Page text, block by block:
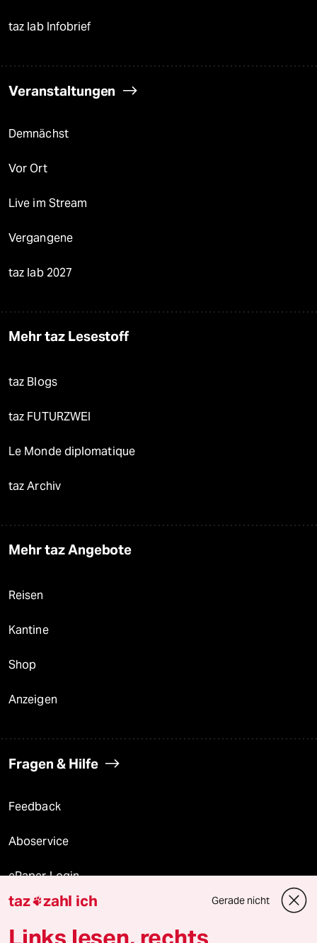
taz lab Infobrief
Veranstaltungen
Demnächst
Vor Ort
Live im Stream
Vergangene
taz lab 2027
Mehr taz Lesestoff
taz Blogs
taz FUTURZWEI
Le Monde diplomatique
taz Archiv
Mehr taz Angebote
Reisen
Kantine
Shop
Anzeigen
Fragen & Hilfe
Feedback
Aboservice
ePaper Login
Downloads für Abonnierende
taz zahl ich Gerade nicht